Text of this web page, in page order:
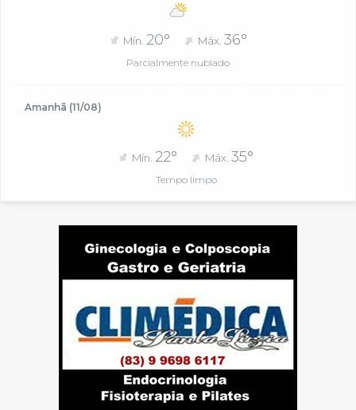
Mín. 20° Máx. 36°
Parcialmente nublado
Amanhã (11/08)
Mín. 22° Máx.35°
Tempo limpo